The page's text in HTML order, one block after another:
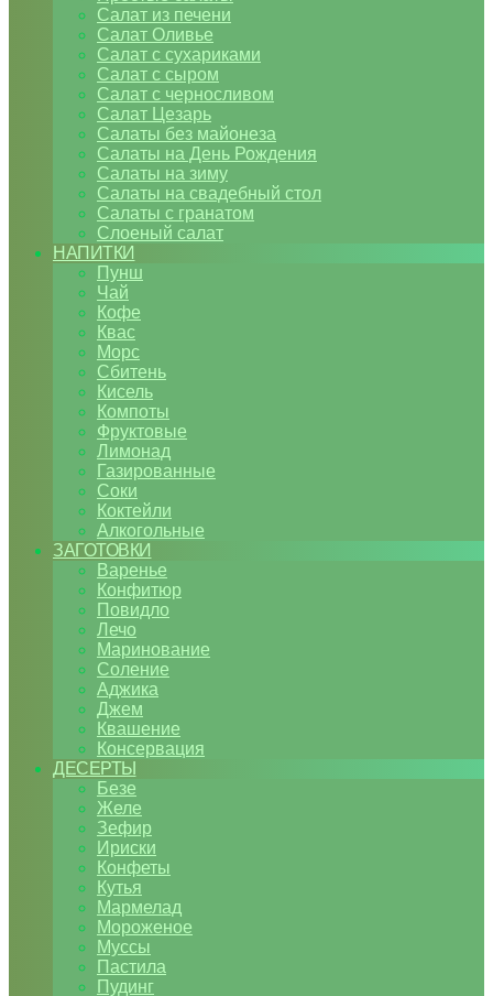
Салат из печени
Салат Оливье
Салат с сухариками
Салат с сыром
Салат с черносливом
Салат Цезарь
Салаты без майонеза
Салаты на День Рождения
Салаты на зиму
Салаты на свадебный стол
Салаты с гранатом
Слоеный салат
НАПИТКИ
Пунш
Чай
Кофе
Квас
Морс
Сбитень
Кисель
Компоты
Фруктовые
Лимонад
Газированные
Соки
Коктейли
Алкогольные
ЗАГОТОВКИ
Варенье
Конфитюр
Повидло
Лечо
Маринование
Соление
Аджика
Джем
Квашение
Консервация
ДЕСЕРТЫ
Безе
Желе
Зефир
Ириски
Конфеты
Кутья
Мармелад
Мороженое
Муссы
Пастила
Пудинг